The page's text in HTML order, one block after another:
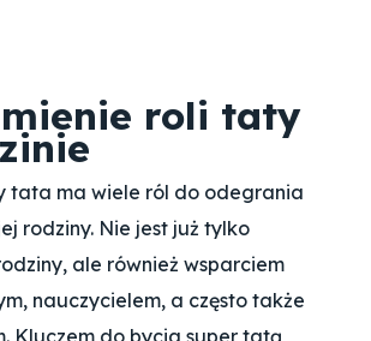
roli taty
tata ma wiele ról do odegrania
rodziny. Nie jest już tylko
ale również wsparciem
nauczycielem, a często także
Kluczem do bycia super tatą